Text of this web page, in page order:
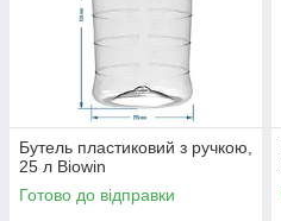
Бутель пластиковий з ручкою,
25 л Biowin
Готово до відправки